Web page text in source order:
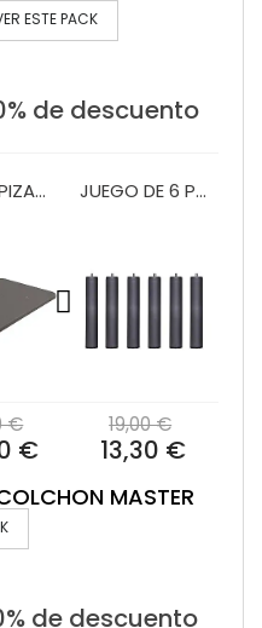
ESTE PACK
de descuento
BASE TAPIZADA PLATA 3D
€
€
JUEGO DE 6 PATAS CILINDRICAS SOMIER O BASE
19,00 €
13,30 €
MASTER
de descuento